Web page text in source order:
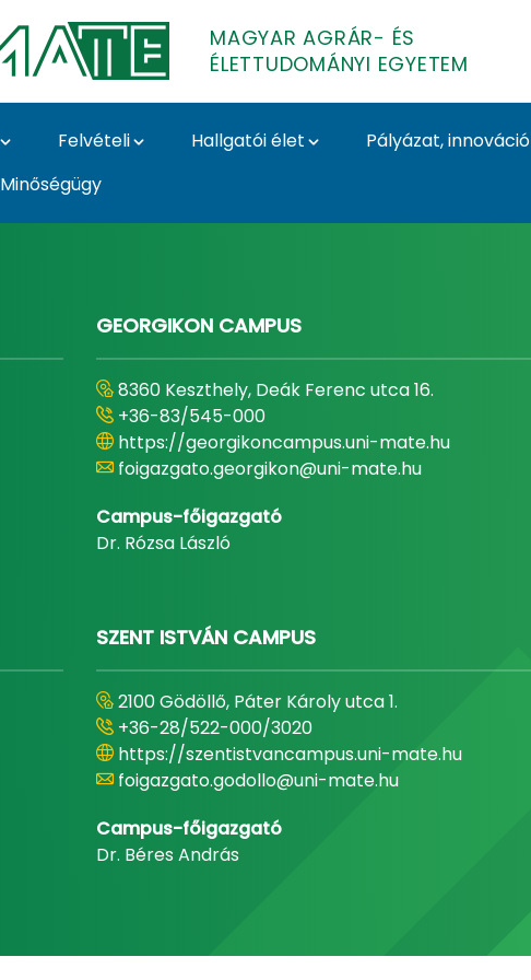
MAGYAR AGRÁR- ÉS
ÉLETTUDOMÁNYI EGYETEM
Felvételi Hallgatói élet Pályázat, innováció
Minőségügy
GEORGIKON CAMPUS
8360 Keszthely, Deák Ferenc utca 16.
+36-83/545-000
https://georgikoncampus.uni-mate.hu
foigazgato.georgikon@uni-mate.hu
Campus-főigazgató
Dr. Rózsa László
SZENT ISTVÁN CAMPUS
2100 Gödöllő, Páter Károly utca 1.
+36-28/522-000/3020
https://szentistvancampus.uni-mate.hu
foigazgato.godollo@uni-mate.hu
Campus-főigazgató
Dr. Béres András